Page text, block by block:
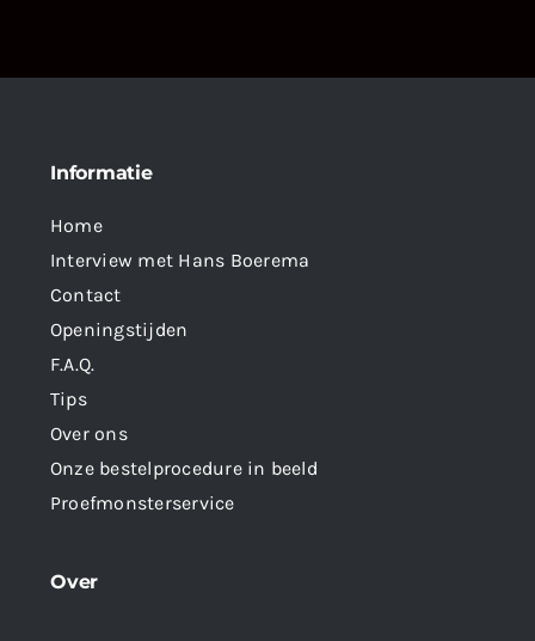
Informatie
Home
Interview met Hans Boerema
Contact
Openingstijden
F.A.Q.
Tips
Over ons
Onze bestelprocedure in beeld
Proefmonsterservice
Over